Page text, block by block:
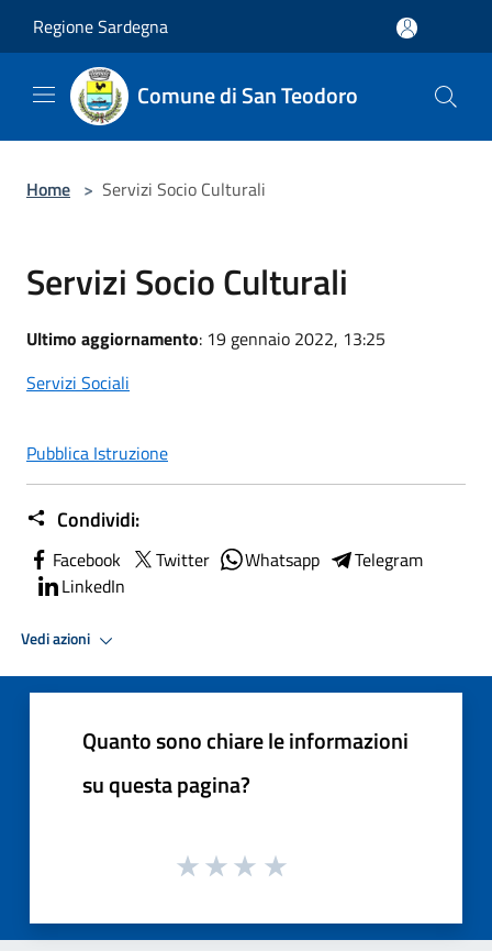
Regione Sardegna
Comune di San Teodoro
Home > Servizi Socio Culturali
Servizi Socio Culturali
Ultimo aggiornamento: 19 gennaio 2022, 13:25
Servizi Sociali
Pubblica Istruzione
Condividi:
Facebook Twitter Whatsapp
Telegram
LinkedIn
Vedi azioni
Quanto sono chiare le informazioni
su questa pagina?